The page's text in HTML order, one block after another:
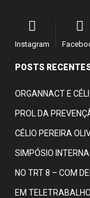
Instagram
POSTS
ORGANNACT E
PROL DA
CÉLIO PEREIRA
SIMPÓSIO
NO TRT 8 – COM
EM TELETRABALHO